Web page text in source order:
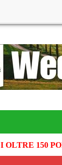
OLTRE 150